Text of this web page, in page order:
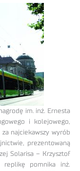
im. inż. Ernesta
i kolejowego,
najciekawszy wyrób
prezentowaną
Solarisa – Krzysztof
replikę pomnika inż.